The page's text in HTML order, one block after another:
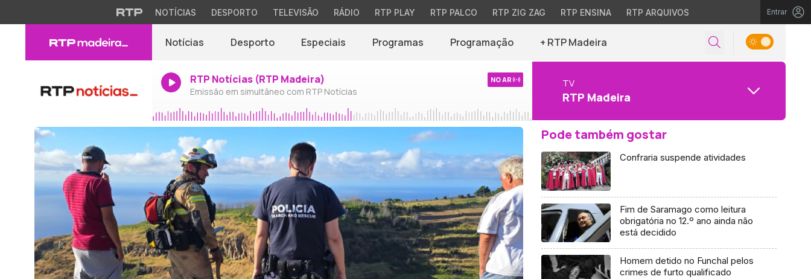
NOTÍCIAS DESPORTO TELEVISÃO RÁDIO RTP PLAY RTP PALCO RTP ZIG ZAG RTP ENSINA RTP ARQUIVOS Entrar
Notícias Desporto Especiais Programas Programação + RTP Madeira
RTP Notícias (RTP Madeira)
Emissão em simultâneo com RTP Notícias
NO AR TV
RTP Madeira
Pode também gostar
Confraria suspende atividades
Fim de Saramago como leitura
obrigatória no 12.º ano ainda não
está decidido
Homem detido no Funchal pelos
crimes de furto qualificado